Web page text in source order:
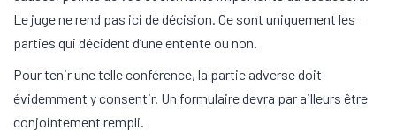
Le juge ne rend pas ici de décision. Ce sont uniquement les
parties qui décident d’une entente ou non.
Pour tenir une telle conférence, la partie adverse doit
évidemment y consentir. Un formulaire devra par ailleurs être
conjointement rempli.